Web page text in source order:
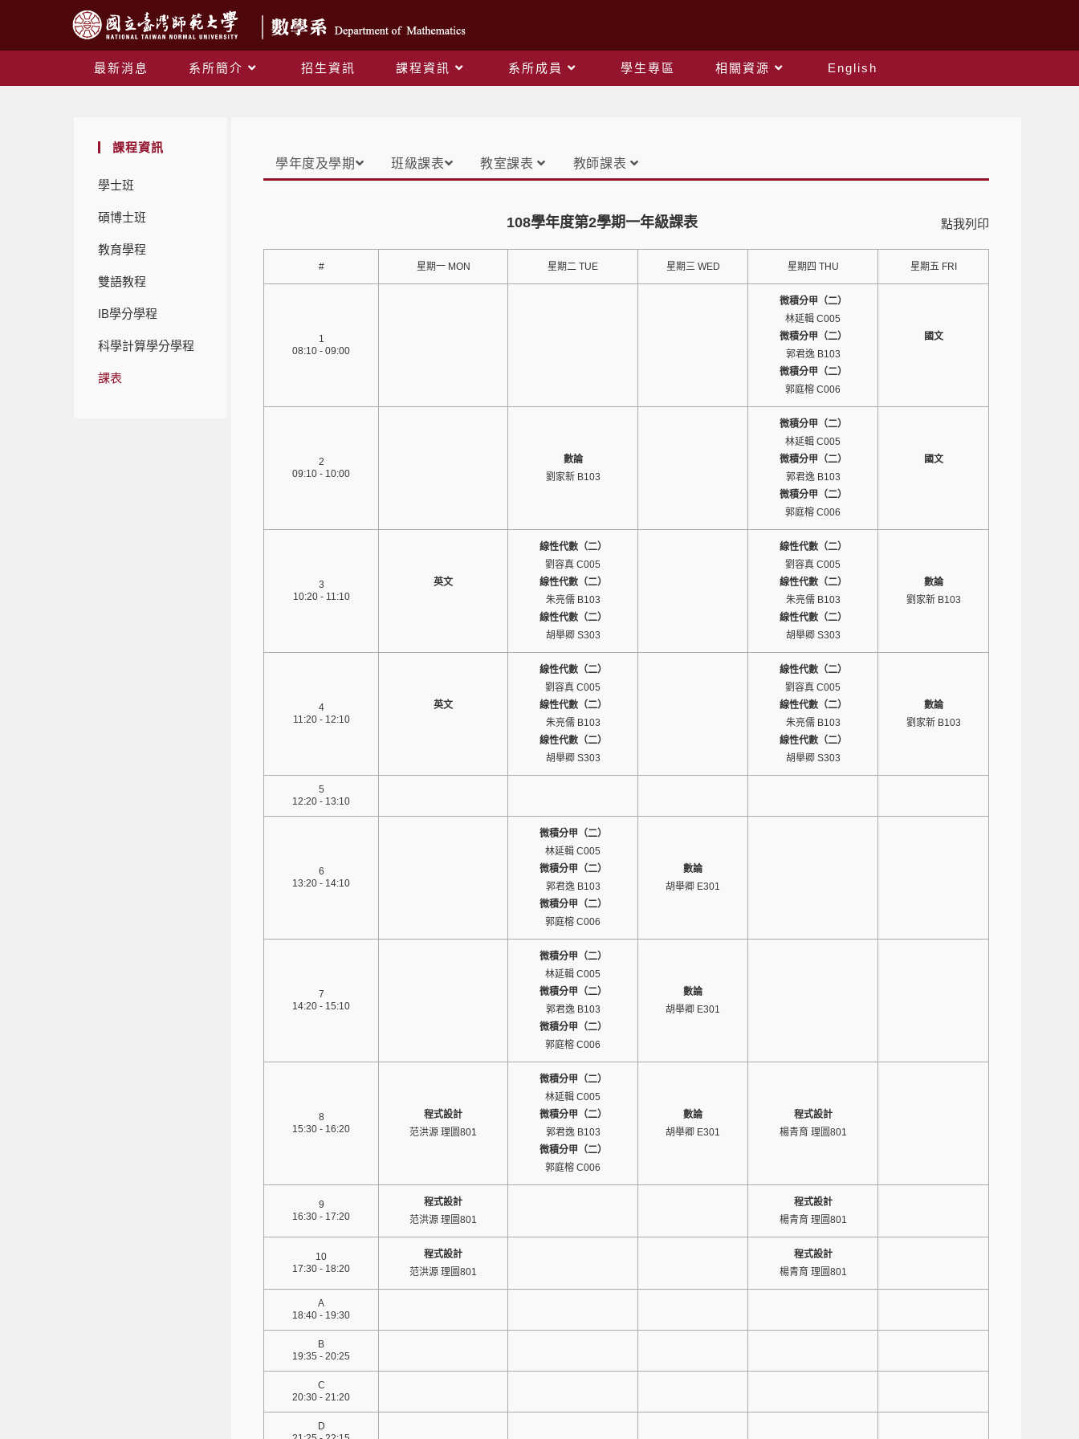
最新消息 系所簡介 招生資訊 課程資訊 系所成員 學生專區 相關資源
English
課程資訊
學士班
碩博士班
教育學程
雙語教程
IB學分學程
科學計算學分學程
課表
學年度及學期 班級課表 教室課表 教師課表
點我列印
108學年度第2學期一年級課表
# 星期一 MON 星期二 TUE 星期三 WED 星期四 THU 星期五 FRI
1
08:10 - 09:00
微積分甲（二）
林延輯 C005
微積分甲（二）
郭君逸 B103
微積分甲（二）
郭庭榕 C006
國文
2
09:10 - 10:00
數論
劉家新 B103
微積分甲（二）
林延輯 C005
微積分甲（二）
郭君逸 B103
微積分甲（二）
郭庭榕 C006
國文
3
10:20 - 11:10
英文
線性代數（二）
劉容真 C005
線性代數（二）
朱亮儒 B103
線性代數（二）
胡舉卿 S303
線性代數（二）
劉容真 C005
線性代數（二）
朱亮儒 B103
線性代數（二）
胡舉卿 S303
數論
劉家新 B103
4
11:20 - 12:10
英文
線性代數（二）
劉容真 C005
線性代數（二）
朱亮儒 B103
線性代數（二）
胡舉卿 S303
線性代數（二）
劉容真 C005
線性代數（二）
朱亮儒 B103
線性代數（二）
胡舉卿 S303
數論
劉家新 B103
5
12:20 - 13:10
6
13:20 - 14:10
微積分甲（二）
林延輯 C005
微積分甲（二）
郭君逸 B103
微積分甲（二）
郭庭榕 C006
數論
胡舉卿 E301
7
14:20 - 15:10
微積分甲（二）
林延輯 C005
微積分甲（二）
郭君逸 B103
微積分甲（二）
郭庭榕 C006
數論
胡舉卿 E301
8
15:30 - 16:20
程式設計
范洪源 理圖801
微積分甲（二）
林延輯 C005
微積分甲（二）
郭君逸 B103
微積分甲（二）
郭庭榕 C006
數論
胡舉卿 E301
程式設計
楊青育 理圖801
9
16:30 - 17:20
程式設計
范洪源 理圖801
程式設計
楊青育 理圖801
10
17:30 - 18:20
程式設計
范洪源 理圖801
程式設計
楊青育 理圖801
A
18:40 - 19:30
B
19:35 - 20:25
C
20:30 - 21:20
D